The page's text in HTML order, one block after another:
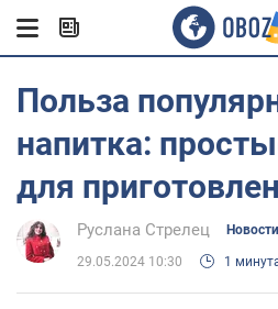
Польза
напитка:
для
Руслана Стрелец
29.05.2024 10:30 1